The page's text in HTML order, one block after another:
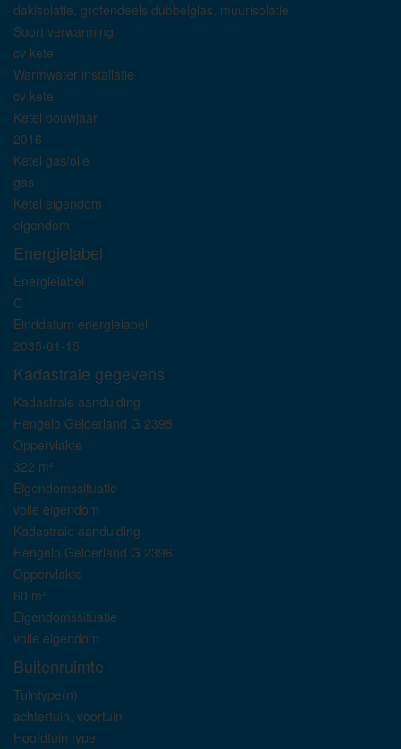
dakisolatie, grotendeels dubbelglas, muurisolatie
Soort verwarming
cv ketel
Warmwater installatie
cv ketel
Ketel bouwjaar
2016
Ketel gas/olie
gas
Ketel eigendom
eigendom
Energielabel
Energielabel
C
Einddatum energielabel
2035-01-15
Kadastrale gegevens
Kadastrale aanduiding
Hengelo Gelderland G 2395
Oppervlakte
322 m²
Eigendomssituatie
volle eigendom
Kadastrale aanduiding
Hengelo Gelderland G 2396
Oppervlakte
60 m²
Eigendomssituatie
volle eigendom
Buitenruimte
Tuintype(n)
achtertuin, voortuin
Hoofdtuin type